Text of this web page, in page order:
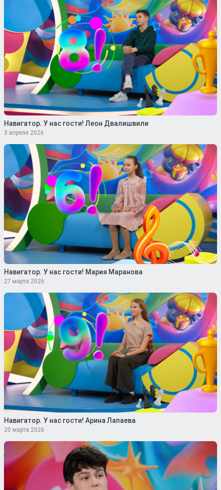
Навигатор. У нас гости! Леон Двалишвили
3 апреля 2026
Навигатор. У нас гости! Мария Маранова
27 марта 2026
Навигатор. У нас гости! Арина Лапаева
20 марта 2026